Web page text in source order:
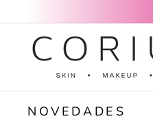
directamente
contenido
C
O
R
U
M
NOVEDADES